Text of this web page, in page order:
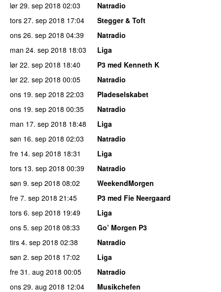
lør 29. sep 2018 02:03
Natradio
tors 27. sep 2018 17:04
Stegger & Toft
ons 26. sep 2018 04:39
Natradio
man 24. sep 2018 18:03
Liga
lør 22. sep 2018 18:40
P3 med Kenneth K
lør 22. sep 2018 00:05
Natradio
ons 19. sep 2018 22:03
Pladeselskabet
ons 19. sep 2018 00:35
Natradio
man 17. sep 2018 18:48
Liga
søn 16. sep 2018 02:03
Natradio
fre 14. sep 2018 18:31
Liga
tors 13. sep 2018 00:39
Natradio
søn 9. sep 2018 08:02
WeekendMorgen
fre 7. sep 2018 21:45
P3 med Fie Neergaard
tors 6. sep 2018 19:49
Liga
ons 5. sep 2018 08:33
Go’ Morgen P3
tirs 4. sep 2018 02:38
Natradio
søn 2. sep 2018 17:02
Liga
fre 31. aug 2018 00:05
Natradio
ons 29. aug 2018 12:04
Musikchefen